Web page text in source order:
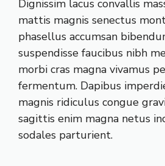
Dignissim lacus convallis
mattis magnis senectus
phasellus accumsan
suspendisse faucibus nibh
morbi cras magna vivamus
fermentum. Dapibus
magnis ridiculus congue
sagittis enim magna netus
sodales parturient.